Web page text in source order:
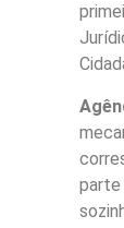
parte